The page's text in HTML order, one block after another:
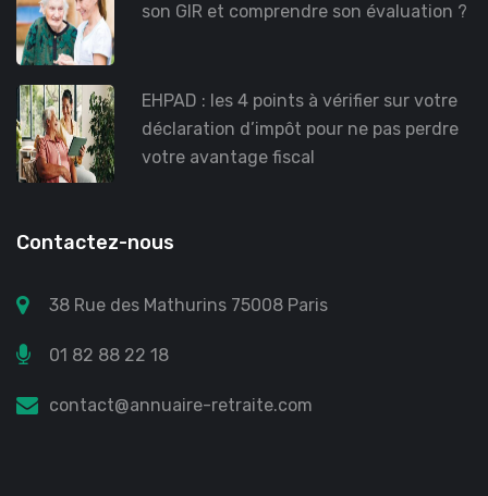
son GIR et comprendre son évaluation ?
EHPAD : les 4 points à vérifier sur votre
déclaration d’impôt pour ne pas perdre
votre avantage fiscal
Contactez-nous
38 Rue des Mathurins 75008 Paris
01 82 88 22 18
contact@annuaire-retraite.com